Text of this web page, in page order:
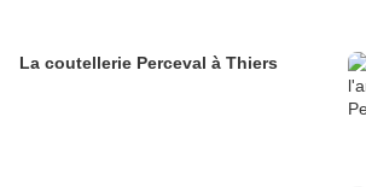
La coutellerie Perceval à Thiers